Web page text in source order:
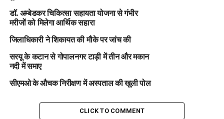
डॉ. अम्बेडकर चिकित्सा सहायता योजना से गंभीर
मरीजों को मिलेगा आर्थिक सहारा
जिलाधिकारी ने शिकायत की मौके पर जांच की
सरयू के कटान से गोपालनगर टाड़ी में तीन और मकान
नदी में समाए
सीएमओ के औचक निरीक्षण में अस्पताल की खुली पोल
CLICK TO COMMENT